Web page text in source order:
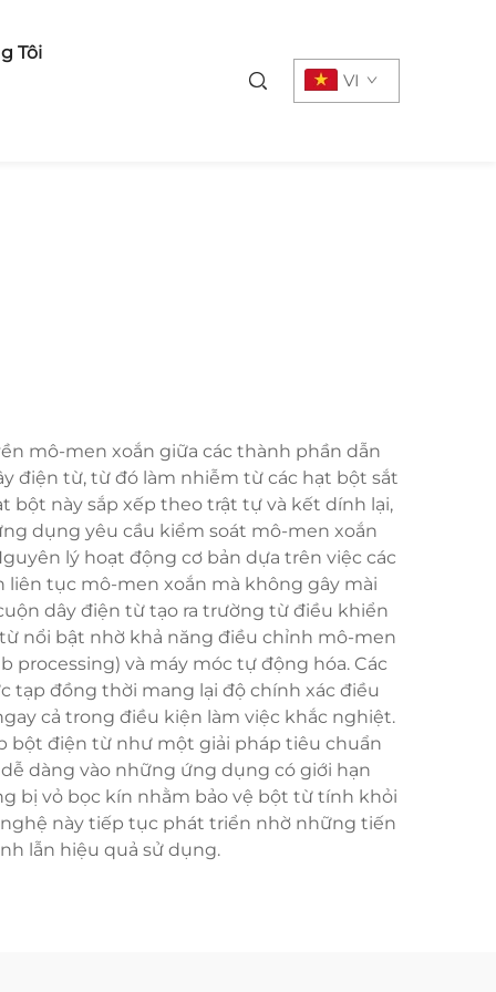
Tôi
VI
mô-men xoắn giữa các thành phần dẫn
điện từ, từ đó làm nhiễm từ các hạt bột sắt
bột này sắp xếp theo trật tự và kết dính lại,
dụng yêu cầu kiểm soát mô-men xoắn
lý hoạt động cơ bản dựa trên việc các
tục mô-men xoắn mà không gây mài
dây điện từ tạo ra trường từ điều khiển
nổi bật nhờ khả năng điều chỉnh mô-men
processing) và máy móc tự động hóa. Các
tạp đồng thời mang lại độ chính xác điều
cả trong điều kiện làm việc khắc nghiệt.
bột điện từ như một giải pháp tiêu chuẩn
dàng vào những ứng dụng có giới hạn
bị vỏ bọc kín nhằm bảo vệ bột từ tính khỏi
này tiếp tục phát triển nhờ những tiến
lẫn hiệu quả sử dụng.